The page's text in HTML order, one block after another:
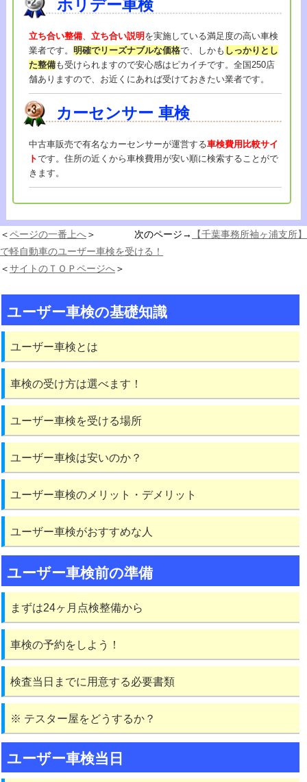
ホリデー車検
立ち合い整備、 立ち合い説明を実施している満足度の高い車検
業者です。 明確でリーズナブルな価格で、しかも しっかりとし
た整備も受けられますので安心感はピカイチです。全国250店
舗ありますので、お近くにあれば受けておきたい業者です。
カーセンサー 車検
中古車販売で有名なカーセンサーが運営する車検費用比較サイ
トです。住所の近くから車検費用が安い順に検索することがで
きます。
＜ページの一番上へ＞ 次のページ→
【千葉事務所袖ヶ浦支所】
で軽自動車のユーザー車検を受ける！
＜サイトのＴＯＰページへ＞
ユーザー車検の基礎知識
ユーザー車検とは
車検の受け方は選べます！
ユーザー車検を受ける場所
ユーザー車検は安いのか？
ユーザー車検のメリット・デメリット
ユーザー車検がおすすめな人
ユーザー車検前の準備
まずは24ヶ月点検整備から
車検の予約をしよう！
検査当日までに用意する必要書類
※ テスター屋をどうするか？
ユーザー車検当日